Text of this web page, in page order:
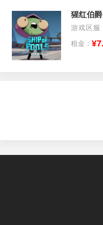
猩红伯
游戏区
租金：